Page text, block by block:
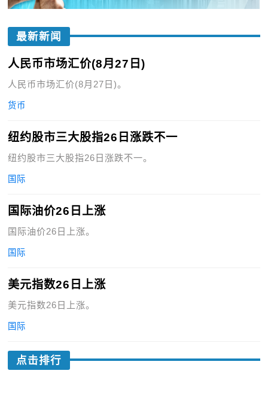
最新新闻
人民币市场汇价(8月27日)
人民币市场汇价(8月27日)。
货币
纽约股市三大股指26日涨跌不一
纽约股市三大股指26日涨跌不一。
国际
国际油价26日上涨
国际油价26日上涨。
国际
美元指数26日上涨
美元指数26日上涨。
国际
点击排行